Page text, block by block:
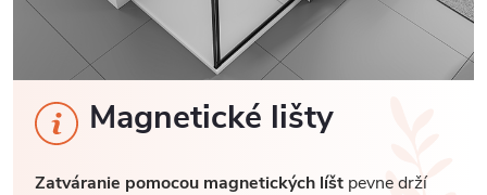
Magnetické lišty
Zatváranie pomocou magnetických líšt pevne drží